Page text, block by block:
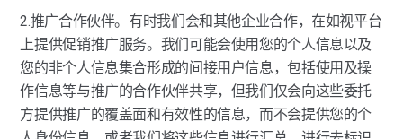
2.推广合作伙伴。有时我们会和其他企业合作，在如视平台
上提供促销推广服务。我们可能会使用您的个人信息以及
您的非个人信息集合形成的间接用户信息，包括使用及操
作信息等与推广的合作伙伴共享，但我们仅会向这些委托
方提供推广的覆盖面和有效性的信息，而不会提供您的个